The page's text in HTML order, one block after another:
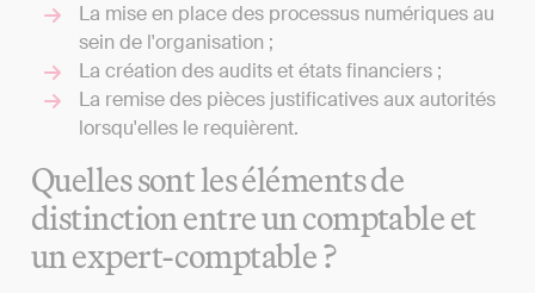
La mise en place des processus numériques au
sein de l'organisation ;
La création des audits et états financiers ;
La remise des pièces justificatives aux autorités
lorsqu'elles le requièrent.
Quelles sont les éléments de
distinction entre un comptable et
un expert-comptable ?